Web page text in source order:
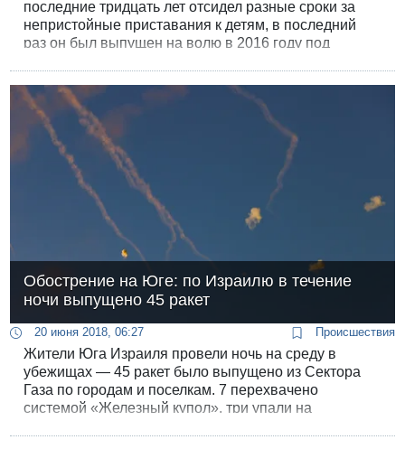
последние тридцать лет отсидел разные сроки за
непристойные приставания к детям, в последний
раз он был выпущен на волю в 2016 году под
Обострение на Юге: по Израилю в течение
ночи выпущено 45 ракет
20 июня 2018, 06:27 Происшествия
Жители Юга Израиля провели ночь на среду в
убежищах — 45 ракет было выпущено из Сектора
Газа по городам и поселкам. 7 перехвачено
системой «Железный купол», три упали на